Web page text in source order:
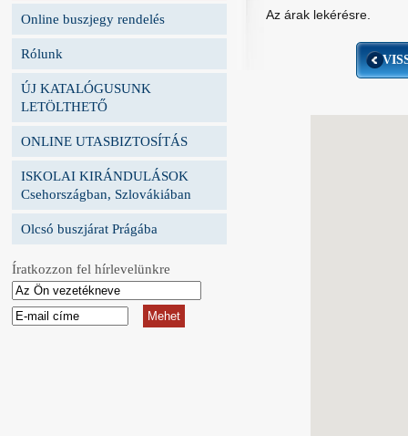
Online buszjegy rendelés
Rólunk
ÚJ KATALÓGUSUNK
LETÖLTHETŐ
ONLINE UTASBIZTOSÍTÁS
ISKOLAI KIRÁNDULÁSOK
Csehországban, Szlovákiában
Olcsó buszjárat Prágába
Íratkozzon fel hírlevelünkre
Az árak lekérésre.